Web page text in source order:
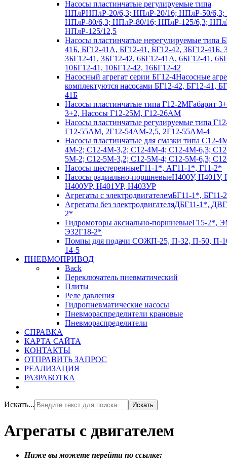
Насосы пластинчатые регулируемые типа
НПлРНПлР-20/6,3; НПлР-20/16; НПлР-50/6,3;
НПлР-80/6,3; НПлР-80/16; НПлР-125/6,3;
НПлР-125/12,5
Насосы пластинчатые нерегулируемые типа
41Б, БГ12-41А, БГ12-41, БГ12-42, 3БГ12-41Б,
3БГ12-41, 3БГ12-42, 6БГ12-41А, 6БГ12-41,
10БГ12-41, 10БГ12-42, 16БГ12-42
Насосный агрегат серии БГ12-4Насосные
комплектуются насосами БГ12-42, БГ12-41,
41Б
Насосы пластинчатые типа Г12-2МГабарит
3+2, Насосы Г12-25М, Г12-26АМ
Насосы пластинчатые регулируемые типа
Г12-55АМ, 2Г12-54АМ-2,5, 2Г12-55АМ-4
Насосы пластинчатые для смазки типа C12-
4М-2; С12-4М-3,2; С12-4М-4; С12-4М-6,3;
5М-2; С12-5М-3,2; С12-5М-4; С12-5М-6,3;
Насосы шестеренныеГ11-1*, АГ11-1*, Г11-2*
Насосы радиально-поршневыеН400У, Н401У,
Н400УР, Н401УР, Н403УР
Агрегаты с электродвигателемБГ11-1*, БГ11-
Агрегаты без электродвигателяДБГ11-1*,
2*
Гидромоторы аксиально-поршневыеГ15-2*,
Э32Г18-2*
Помпы для подачи СОЖП-25, П-32, П-50, П-
14-5
ПНЕВМОПРИВОД
Back
Переключатель пневматический
Плиты
Реле давления
Гидропневматические насосы
Пневмораспределители крановые
Пневмораспределители
СПРАВКА
КАРТА САЙТА
КОНТАКТЫ
ОТПРАВИТЬ ЗАПРОС
РЕАЛИЗАЦИЯ
РАЗРАБОТКА
Искать... Искать
Агрегаты с двигателем
Ниже вы можете перейти по ссылке: